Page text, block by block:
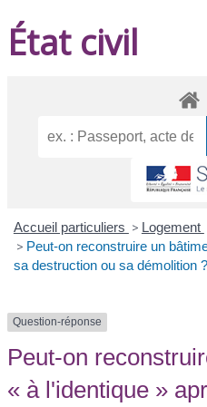
État civil
Accueil particuliers > Logement
> Peut-on reconstruire un
sa destruction ou sa démolition ?
Question-réponse
Peut-on
« à l'identique »